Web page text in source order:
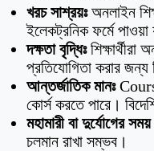
খরচ সাশ্রয়ঃঅনলাইন
ইলেকট্রনিক ফর্মে পাওয়া
দক্ষতা বৃদ্ধিঃ
প্রতিযোগিতা করার জন্য
আন্তর্জাতিক মানঃ
কোর্স করতে পারে।
মহামারী বা দুর্যোগের সময়
চলমান রাখা সম্ভব।